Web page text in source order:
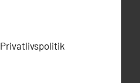
Privatlivspolitik